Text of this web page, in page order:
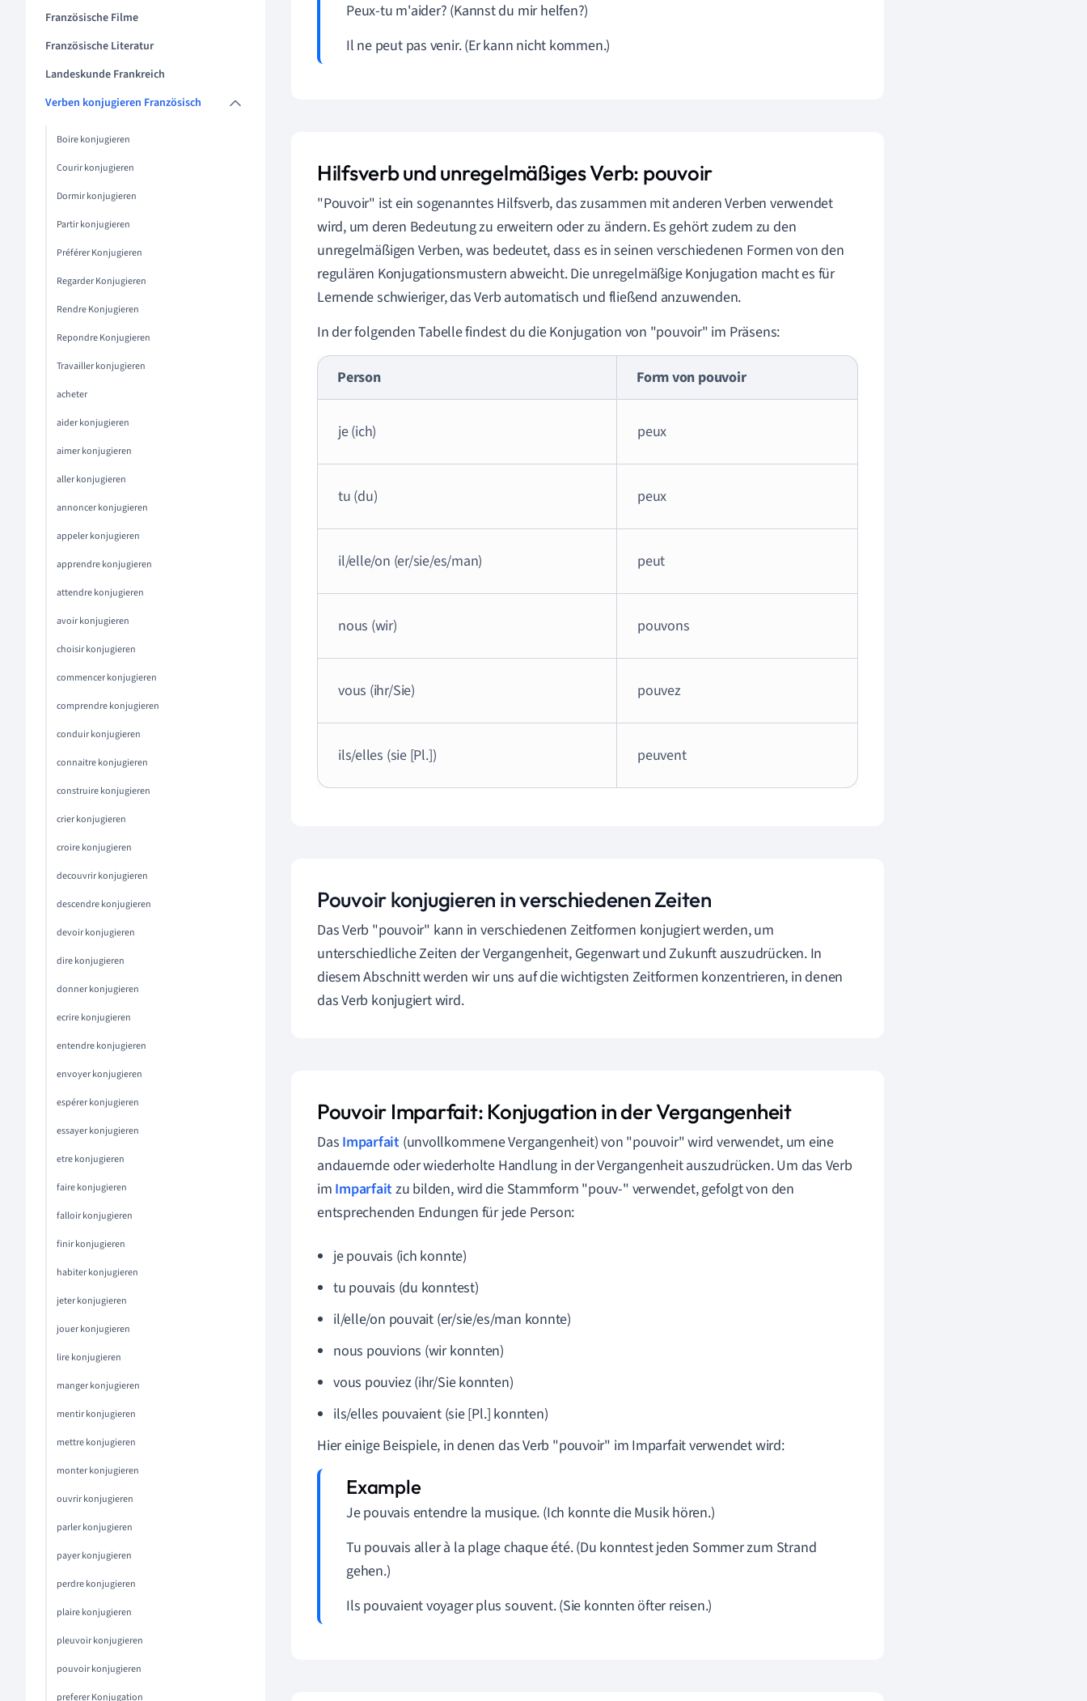
Französische Filme
Französische Literatur
Landeskunde Frankreich
Verben konjugieren Französisch
Boire konjugieren
Courir konjugieren
Dormir konjugieren
Partir konjugieren
Préférer Konjugieren
Regarder Konjugieren
Rendre Konjugieren
Repondre Konjugieren
Travailler konjugieren
acheter
aider konjugieren
aimer konjugieren
aller konjugieren
annoncer konjugieren
appeler konjugieren
apprendre konjugieren
attendre konjugieren
avoir konjugieren
choisir konjugieren
commencer konjugieren
comprendre konjugieren
conduir konjugieren
connaitre konjugieren
construire konjugieren
crier konjugieren
croire konjugieren
decouvrir konjugieren
descendre konjugieren
devoir konjugieren
dire konjugieren
donner konjugieren
ecrire konjugieren
entendre konjugieren
envoyer konjugieren
espérer konjugieren
essayer konjugieren
etre konjugieren
faire konjugieren
falloir konjugieren
finir konjugieren
habiter konjugieren
jeter konjugieren
jouer konjugieren
lire konjugieren
manger konjugieren
mentir konjugieren
mettre konjugieren
monter konjugieren
ouvrir konjugieren
parler konjugieren
payer konjugieren
perdre konjugieren
plaire konjugieren
pleuvoir konjugieren
pouvoir konjugieren
preferer Konjugation
Peux-tu m'aider? (Kannst du mir helfen?)
Il ne peut pas venir. (Er kann nicht kommen.)
Hilfsverb und unregelmäßiges Verb: pouvoir
"Pouvoir" ist ein sogenanntes Hilfsverb, das zusammen mit anderen Verben verwendet
wird, um deren Bedeutung zu erweitern oder zu ändern. Es gehört zudem zu den
unregelmäßigen Verben, was bedeutet, dass es in seinen verschiedenen Formen von den
regulären Konjugationsmustern abweicht. Die unregelmäßige Konjugation macht es für
Lernende schwieriger, das Verb automatisch und fließend anzuwenden.
In der folgenden Tabelle findest du die Konjugation von "pouvoir" im Präsens:
Person Form von pouvoir
je (ich) peux
tu (du) peux
il/elle/on (er/sie/es/man) peut
nous (wir) pouvons
vous (ihr/Sie) pouvez
ils/elles (sie [Pl.]) peuvent
Pouvoir konjugieren in verschiedenen Zeiten
Das Verb "pouvoir" kann in verschiedenen Zeitformen konjugiert werden, um
unterschiedliche Zeiten der Vergangenheit, Gegenwart und Zukunft auszudrücken. In
diesem Abschnitt werden wir uns auf die wichtigsten Zeitformen konzentrieren, in denen
das Verb konjugiert wird.
Pouvoir Imparfait: Konjugation in der Vergangenheit
Das Imparfait(unvollkommene Vergangenheit) von "pouvoir" wird verwendet, um eine
andauernde oder wiederholte Handlung in der Vergangenheit auszudrücken. Um das Verb
im Imparfaitzu bilden, wird die Stammform "pouv-" verwendet, gefolgt von den
entsprechenden Endungen für jede Person:
je pouvais (ich konnte)
tu pouvais (du konntest)
il/elle/on pouvait (er/sie/es/man konnte)
nous pouvions (wir konnten)
vous pouviez (ihr/Sie konnten)
ils/elles pouvaient (sie [Pl.] konnten)
Hier einige Beispiele, in denen das Verb "pouvoir" im Imparfait verwendet wird:
Je pouvais entendre la musique. (Ich konnte die Musik hören.)
Tu pouvais aller à la plage chaque été. (Du konntest jeden Sommer zum Strand
gehen.)
Ils pouvaient voyager plus souvent. (Sie konnten öfter reisen.)